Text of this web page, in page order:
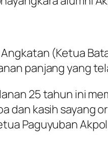
(Ketua
panjang yang
25 tahun ini
dan kasih sayang
Paguyuban